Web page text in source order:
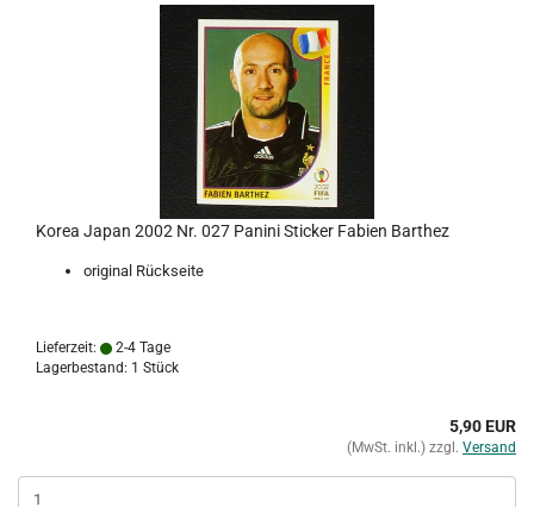
Korea Japan 2002 Nr. 027 Panini Sticker Fabien Barthez
original Rückseite
Lieferzeit:
2-4 Tage
Lagerbestand: 1 Stück
5,90 EUR
(MwSt. inkl.) zzgl. Versand